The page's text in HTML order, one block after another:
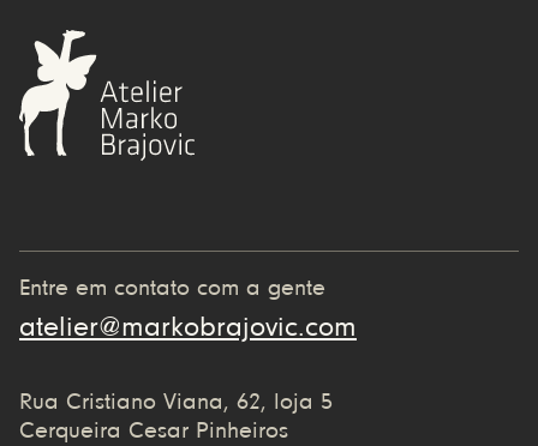
Entre em contato com a gente
atelier@markobrajovic.com
Rua Cristiano Viana, 62, loja 5
Cerqueira Cesar Pinheiros